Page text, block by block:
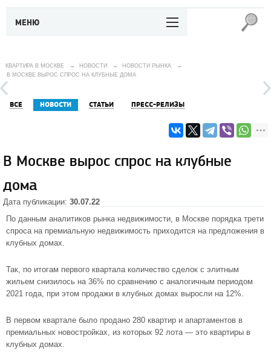
МЕНЮ
КВАРТИРА В МОСКВЕ → НОВОСТИ → НОВОСТИ РЫНКА
→
В МОСКВЕ ВЫРОС СПРОС НА КЛУБНЫЕ ДОМА
ВСЕ НОВОСТИ СТАТЬИ ПРЕСС-РЕЛИЗЫ
В Москве вырос спрос на клубные
дома
Дата публикации: 30.07.22
По данным аналитиков рынка недвижимости, в Москве порядка трети
спроса на премиальную недвижимость приходится на предложения в
клубных домах.
Так, по итогам первого квартала количество сделок с элитным
жильем снизилось на 36% по сравнению с аналогичным периодом
2021 года, при этом продажи в клубных домах выросли на 12%.
В первом квартале было продано 280 квартир и апартаментов в
премиальных новостройках, из которых 92 лота — это квартиры в
клубных домах.